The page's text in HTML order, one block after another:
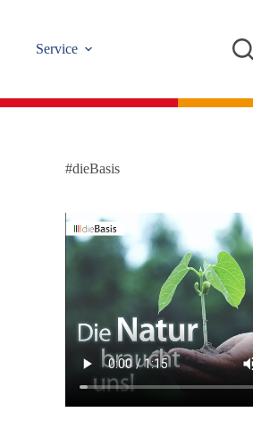
Service
#dieBasis